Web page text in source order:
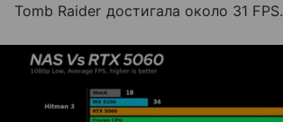
Tomb Raider достигала около 31 FPS.